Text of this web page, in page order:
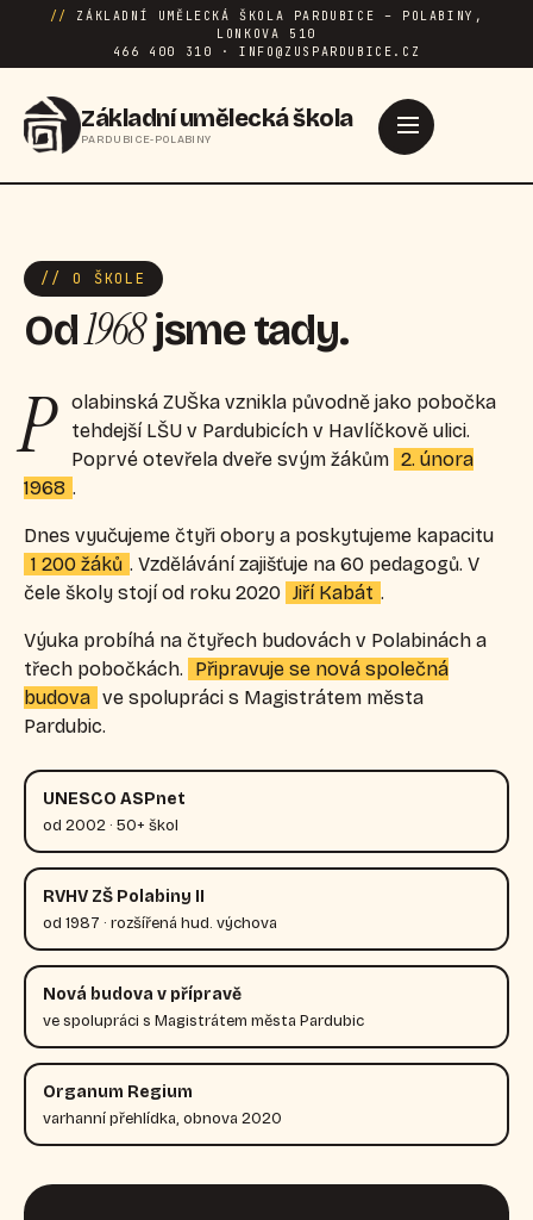
//
ZÁKLADNÍ UMĚLECKÁ ŠKOLA PARDUBICE – POLABINY,
LONKOVA 510
466 400 310 · INFO@ZUSPARDUBICE.CZ
Základní umělecká škola
PARDUBICE-POLABINY
// O ŠKOLE
Od1968jsme tady.
P
olabinská ZUŠka vznikla původně jako pobočka
tehdejší LŠU v Pardubicích v Havlíčkově ulici.
Poprvé otevřela dveře svým žákům 2. února
1968 .
Dnes vyučujeme čtyři obory a poskytujeme kapacitu
1 200 žáků . Vzdělávání zajišťuje na 60 pedagogů. V
čele školy stojí od roku 2020 Jiří Kabát .
Výuka probíhá na čtyřech budovách v Polabinách a
třech pobočkách.
Připravuje se nová společná
budova ve spolupráci s Magistrátem města
Pardubic.
UNESCO ASPnet
od 2002 · 50+ škol
RVHV ZŠ Polabiny II
od 1987 · rozšířená hud. výchova
Nová budova v přípravě
ve spolupráci s Magistrátem města Pardubic
Organum Regium
varhanní přehlídka, obnova 2020